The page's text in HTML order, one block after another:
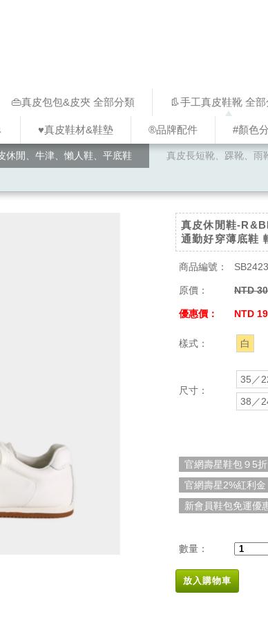
👜真皮包包&皮夾 全部分類 👢手工真皮鞋靴 全
♥︎真皮鞋材&鞋墊 ®品牌配件 #顏色
休閒、牛津、懶人鞋、平底鞋 真皮長短靴、踝靴、雨
真皮休閒鞋-
通勤好穿薄底鞋
商品編號：
原價： NTD
優惠價： NTD
樣式： 白
尺寸：
35／
38／
官網壽星鞋包９5折
官網壽星2%紅利金
新會員鞋包免運優
數量：
放入購物車